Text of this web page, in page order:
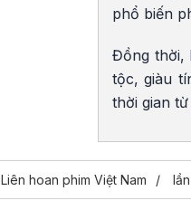
phổ biến
Đồng thời,
tộc, giàu
thời gian
Liên hoan phim Việt Nam